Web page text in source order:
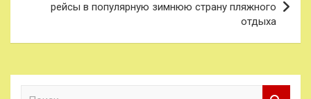
рейсы в популярную зимнюю страну пляжного
отдыха